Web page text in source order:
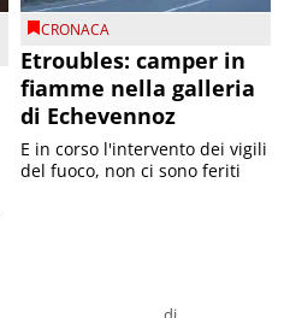
CRONACA
Etroubles: camper in
fiamme nella galleria
di Echevennoz
E in corso l'intervento dei vigili
del fuoco, non ci sono feriti